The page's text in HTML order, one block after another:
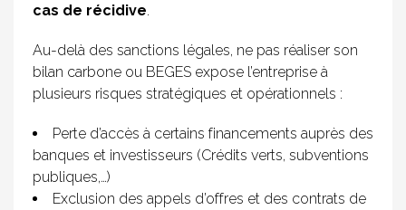
cas de récidive.
Au-delà des sanctions légales, ne pas réaliser son
bilan carbone ou BEGES expose l’entreprise à
plusieurs risques stratégiques et opérationnels :
Perte d’accès à certains financements auprès des
banques et investisseurs (Crédits verts, subventions
publiques,…)
Exclusion des appels d’offres et des contrats de